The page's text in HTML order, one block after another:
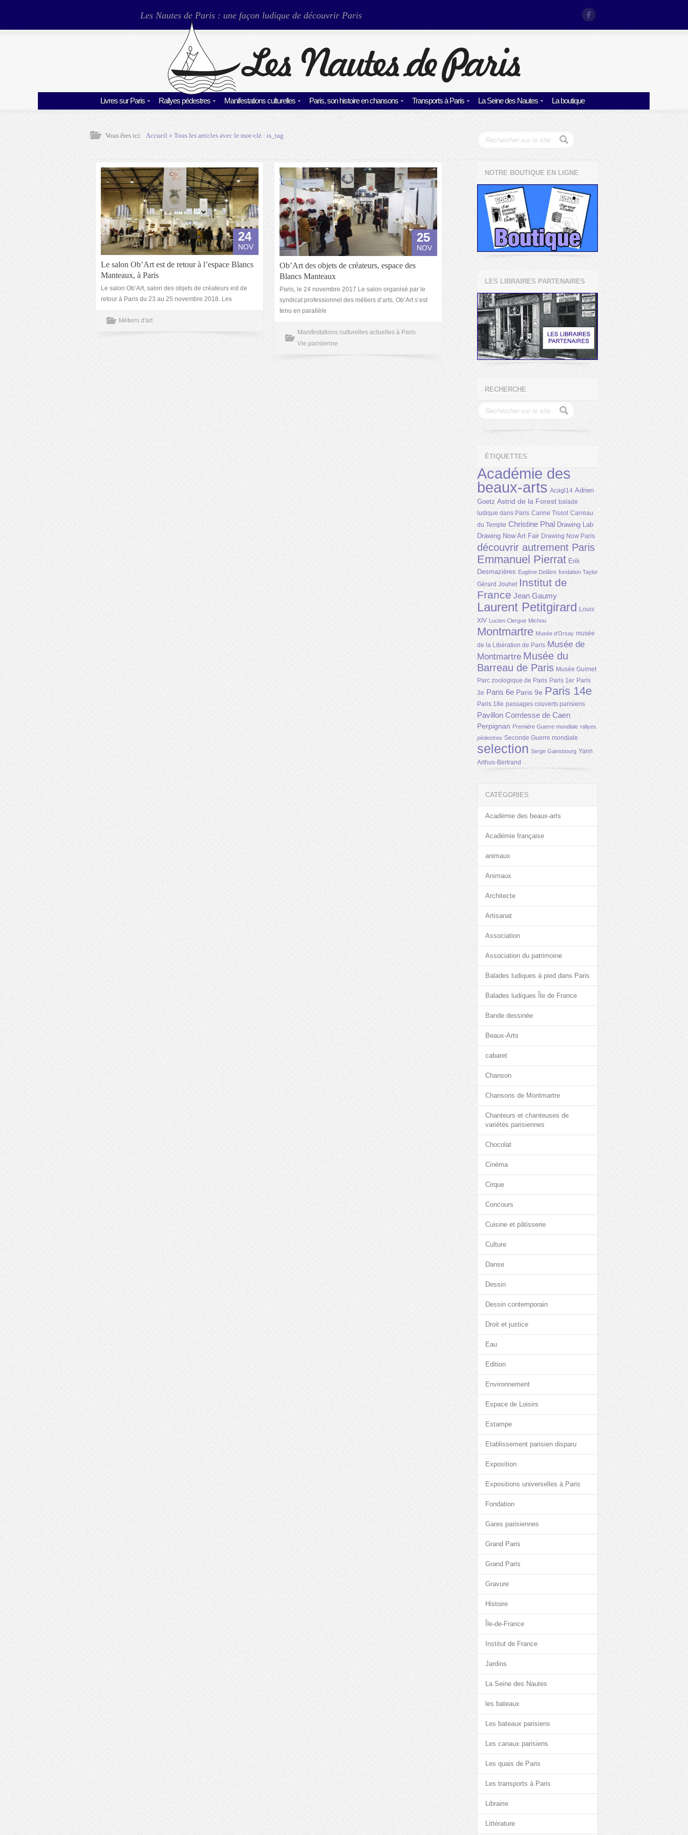
Les Nautes de Paris : une façon ludique de découvrir Paris
Livres sur Paris Rallyes pédestres Manifestations culturelles Paris, son histoire en chansons Transports à Paris La Seine des Nautes La boutique
Vous êtes ici: Accueil» Tous les articles avec le mot-clé :is_tag
24
NOV
Le salon Ob’Art est de retour à l’espace Blancs
Manteaux, à Paris
Le salon Ob’Art, salon des objets de créateurs est de
retour à Paris du 23 au 25 novembre 2018. Les
Métiers d'art
25
NOV
Ob’Art des objets de créateurs, espace des
Blancs Manteaux
Paris, le 24 novembre 2017 Le salon organisé par le
syndicat professionnel des métiers d’arts, Ob’Art s’est
tenu en parallèle
Manifestations culturelles actuelles à Paris
Vie parisienne
NOTRE BOUTIQUE EN LIGNE
LES LIBRAIRES PARTENAIRES
RECHERCHE
ÉTIQUETTES
Académie des
beaux-arts Acagl14 Adrien
Goetz Astrid de la Forest balade
ludique dans Paris Carine Tissot Carreau
du Temple Christine Phal Drawing Lab
Drawing Now Art Fair Drawing Now Paris
découvrir autrement Paris
Emmanuel Pierrat Erik
Desmazières Eugène Delâtre fondation Taylor
Gérard Jouhet Institut de
France Jean Gaumy
Laurent Petitgirard Louis
XIV Lucien Clergue Michou
Montmartre Musée d'Orsay musée
de la Libération de Paris Musée de
Montmartre Musée du
Barreau de Paris Musée Guimet
Parc zoologique de Paris Paris 1er Paris
3e Paris 6e Paris 9e Paris 14e
Paris 18e passages couverts parisiens
Pavillon Comtesse de Caen
Perpignan Première Guerre mondiale rallyes
pédestres Seconde Guerre mondiale
selection Serge Gainsbourg Yann
Arthus-Bertrand
CATÉGORIES
Académie des beaux-arts
Académie française
animaux
Animaux
Architecte
Artisanat
Association
Association du patrimoine
Balades ludiques à pied dans Paris
Balades ludiques Île de France
Bande dessinée
Beaux-Arts
cabaret
Chanson
Chansons de Montmartre
Chanteurs et chanteuses de
variétés parisiennes
Chocolat
Cinéma
Cirque
Concours
Cuisine et pâtisserie
Culture
Danse
Dessin
Dessin contemporain
Droit et justice
Eau
Edition
Environnement
Espace de Loisirs
Estampe
Etablissement parisien disparu
Exposition
Expositions universelles à Paris
Fondation
Gares parisiennes
Grand Paris
Grand Paris
Gravure
Histoire
Île-de-France
Institut de France
Jardins
La Seine des Nautes
les bateaux
Les bateaux parisiens
Les canaux parisiens
Les quais de Paris
Les transports à Paris
Librairie
Littérature